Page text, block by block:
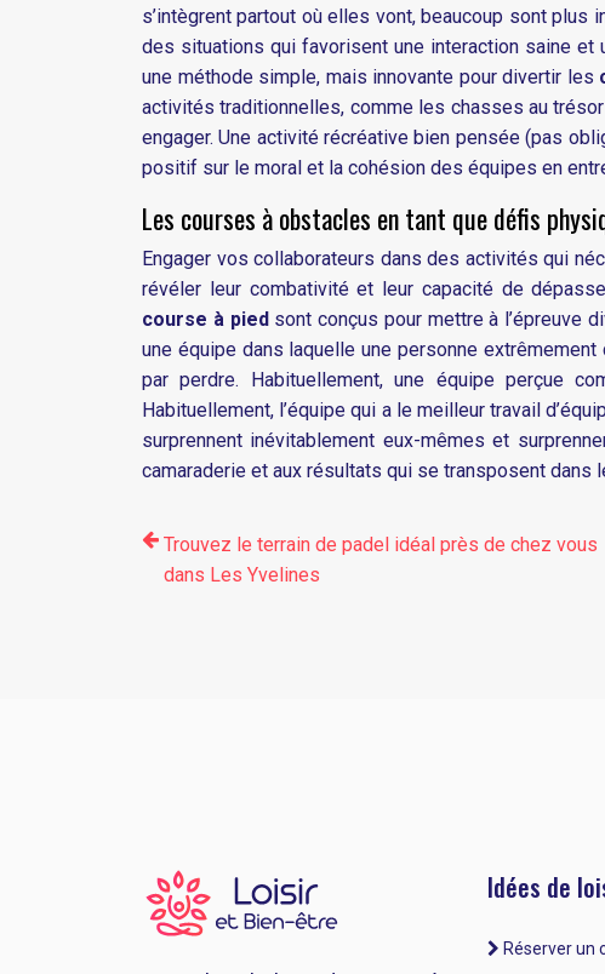
s’intègrent partout où elles vont, beaucoup sont
des situations qui favorisent une interaction saine et
une méthode simple, mais innovante pour divertir les
activités traditionnelles, comme les chasses au
engager. Une activité récréative bien pensée (pas
positif sur le moral et la cohésion des équipes en
Les courses à obstacles en tant que défis
Engager vos collaborateurs dans des activités qui
révéler leur combativité et leur capacité de
course à pied sont conçus pour mettre à l’épreuve
une équipe dans laquelle une personne
par perdre. Habituellement, une équipe perçue
Habituellement, l’équipe qui a le meilleur travail
surprennent inévitablement eux-mêmes et
camaraderie et aux résultats qui se transposent dans
Trouvez le terrain de padel idéal près de chez vous
dans Les Yvelines
Idées de
Réserver un